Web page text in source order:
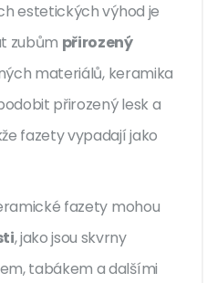
estetických výhod je
zubům přirozený
materiálů, keramika
přirozený lesk a
fazety vypadají jako
fazety mohou
, jako jsou skvrny
tabákem a dalšími